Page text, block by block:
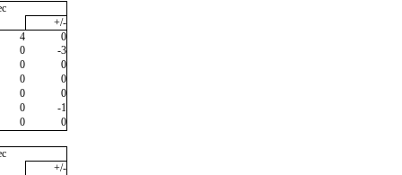
+/-
4
0
0
-3
0
0
0
0
0
0
0
-1
0
0
+/-